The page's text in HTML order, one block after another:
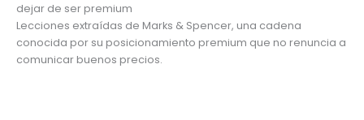
dejar de ser premium
Lecciones extraídas de Marks & Spencer, una cadena
conocida por su posicionamiento premium que no renuncia a
comunicar buenos precios.